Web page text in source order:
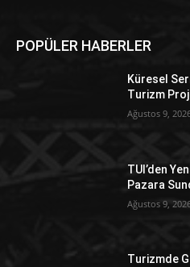
POPÜLER HABERLER
Küresel
Turizm
Ağustos 9,
TUI’den
Pazara
Ağustos 9,
Turizmde